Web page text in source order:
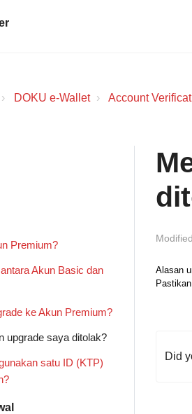
DOKU e-Wallet Account
Premium?
Akun Basic dan
ke Akun Premium?
upgrade saya ditolak?
satu ID (KTP)
Alasan
Did